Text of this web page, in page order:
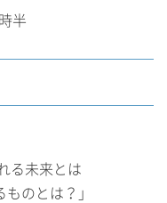
半
る未来とは
のとは？」